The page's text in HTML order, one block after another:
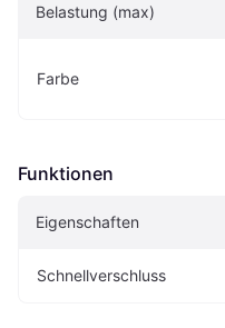
Belastung (max)
Farbe
Funktionen
Eigen­schaften
Schnellverschluss